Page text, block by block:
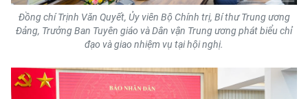
한국어
Đồng chí Trịnh Văn Quyết, Ủy viên Bộ Chính trị, Bí thư Trung ương
Đảng, Trưởng Ban Tuyên giáo và Dân vận Trung ương phát biểu chỉ
đạo và giao nhiệm vụ tại hội nghị.